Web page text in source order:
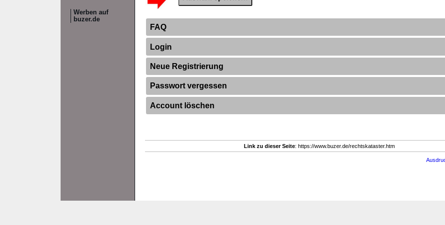
Werben auf
buzer.de
FAQ
Login
Neue Registrierung
Passwort vergessen
Account löschen
Link zu dieser Seite: https://www.buzer.de/rechtskataster.htm